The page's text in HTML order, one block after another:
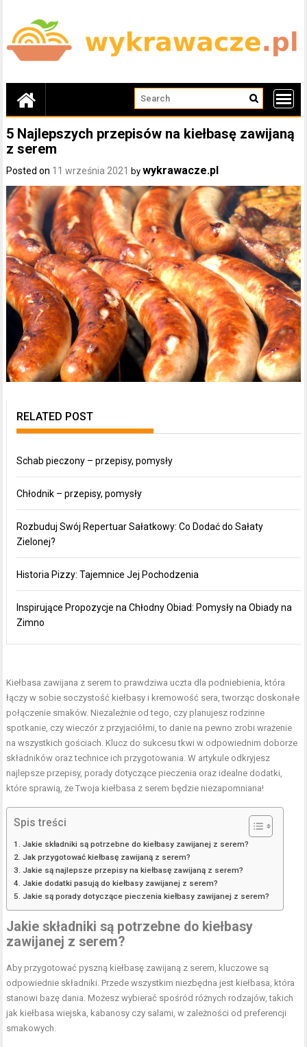
content
5 Najlepszych przepisów na kiełbasę zawijaną
z serem
Posted on 11 września 2021 bywykrawacze.pl
RELATED POST
Schab pieczony – przepisy, pomysły
Chłodnik – przepisy, pomysły
Rozbuduj Swój Repertuar Sałatkowy: Co Dodać do Sałaty
Zielonej?
Historia Pizzy: Tajemnice Jej Pochodzenia
Inspirujące Propozycje na Chłodny Obiad: Pomysły na Obiady na
Zimno
Kiełbasa zawijana z serem to prawdziwa uczta dla podniebienia, która
łączy w sobie soczystość kiełbasy i kremowość sera, tworząc doskonałe
połączenie smaków. Niezależnie od tego, czy planujesz rodzinne
spotkanie, czy wieczór z przyjaciółmi, to danie na pewno zrobi wrażenie
na wszystkich gościach. Klucz do sukcesu tkwi w odpowiednim doborze
składników oraz technice ich przygotowania. W artykule odkryjesz
najlepsze przepisy, porady dotyczące pieczenia oraz idealne dodatki,
które sprawią, że Twoja kiełbasa z serem będzie niezapomniana!
Spis treści
Jakie składniki są potrzebne do kiełbasy zawijanej z serem?
Jak przygotować kiełbasę zawijaną z serem?
Jakie są najlepsze przepisy na kiełbasę zawijaną z serem?
Jakie dodatki pasują do kiełbasy zawijanej z serem?
Jakie są porady dotyczące pieczenia kiełbasy zawijanej z serem?
Jakie składniki są potrzebne do kiełbasy
zawijanej z serem?
Aby przygotować pyszną kiełbasę zawijaną z serem, kluczowe są
odpowiednie składniki. Przede wszystkim niezbędna jest kiełbasa, która
stanowi bazę dania. Możesz wybierać spośród różnych rodzajów, takich
jak kiełbasa wiejska, kabanosy czy salami, w zależności od preferencji
smakowych.